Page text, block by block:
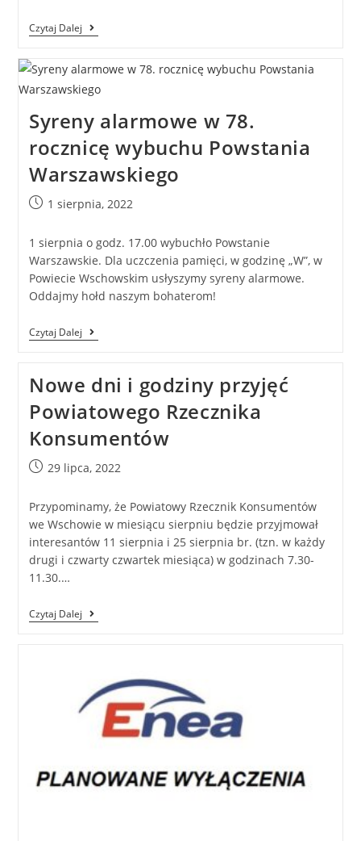
Czytaj Dalej
Syreny alarmowe w 78.
rocznicę wybuchu Powstania
Warszawskiego
1 sierpnia, 2022
1 sierpnia o godz. 17.00 wybuchło Powstanie
Warszawskie. Dla uczczenia pamięci, w godzinę „W”, w
Powiecie Wschowskim usłyszymy syreny alarmowe.
Oddajmy hołd naszym bohaterom!
Czytaj Dalej
Nowe dni i godziny przyjęć
Powiatowego Rzecznika
Konsumentów
29 lipca, 2022
Przypominamy, że Powiatowy Rzecznik Konsumentów
we Wschowie w miesiącu sierpniu będzie przyjmował
interesantów 11 sierpnia i 25 sierpnia br. (tzn. w każdy
drugi i czwarty czwartek miesiąca) w godzinach 7.30-
11.30.…
Czytaj Dalej